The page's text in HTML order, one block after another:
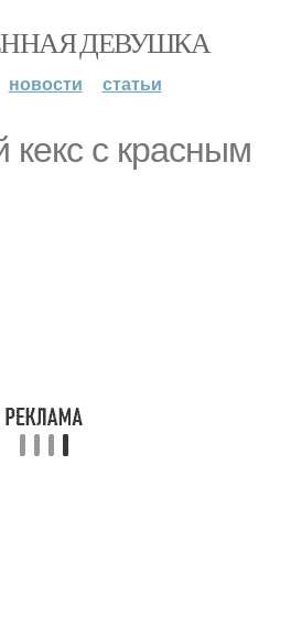
ДЕВУШКА
новости статьи
с красным